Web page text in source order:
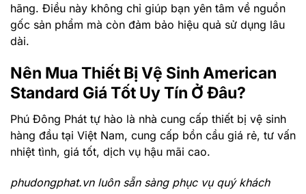
hãng. Điều này không chỉ giúp bạn yên tâm về nguồn
gốc sản phẩm mà còn đảm bảo hiệu quả sử dụng lâu
dài.
Nên Mua Thiết Bị Vệ Sinh American
Standard Giá Tốt Uy Tín Ở Đâu?
Phú Đông Phát tự hào là nhà cung cấp thiết bị vệ sinh
hàng đầu tại Việt Nam, cung cấp bồn cầu giá rẻ, tư vấn
nhiệt tình, giá tốt, dịch vụ hậu mãi cao.
phudongphat.vnluôn sẵn sàng phục vụ quý khách